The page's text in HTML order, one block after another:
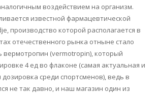
воздействием на организм.
известной фармацевтической
производство которой располагается в
отечественного рынка отныне стало
(vermotropin), который
4 ед во флаконе (самая актуальная и
среди спортсменов), ведь в
не так давно, и наш магазин один из